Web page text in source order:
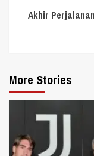
Akhir
More Stories